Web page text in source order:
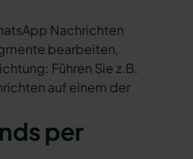
Nachrichten
bearbeiten,
Führen Sie z.B.
auf einem der
per